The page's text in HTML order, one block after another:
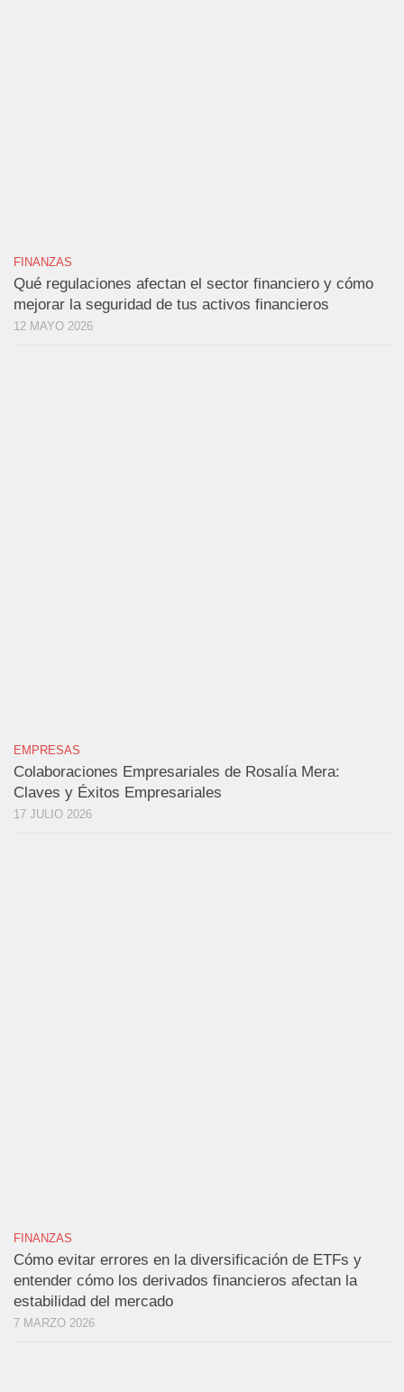
FINANZAS
Qué regulaciones afectan el sector financiero y cómo
mejorar la seguridad de tus activos financieros
12 MAYO 2026
EMPRESAS
Colaboraciones Empresariales de Rosalía Mera:
Claves y Éxitos Empresariales
17 JULIO 2026
FINANZAS
Cómo evitar errores en la diversificación de ETFs y
entender cómo los derivados financieros afectan la
estabilidad del mercado
7 MARZO 2026